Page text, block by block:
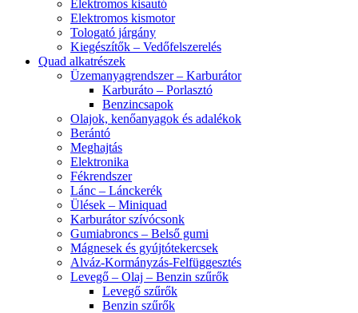
Elektromos kisautó
Elektromos kismotor
Tologató járgány
Kiegészítők – Vedőfelszerelés
Quad alkatrészek
Üzemanyagrendszer – Karburátor
Karburáto – Porlasztó
Benzincsapok
Olajok, kenőanyagok és adalékok
Berántó
Meghajtás
Elektronika
Fékrendszer
Lánc – Lánckerék
Ülések – Miniquad
Karburátor szívócsonk
Gumiabroncs – Belső gumi
Mágnesek és gyújtótekercsek
Alváz-Kormányzás-Felfüggesztés
Levegő – Olaj – Benzin szűrők
Levegő szűrők
Benzin szűrők